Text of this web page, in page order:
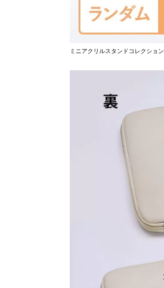
ミニアクリルスタンドコレクション